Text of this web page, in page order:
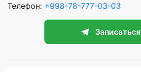
Телефон: +998-78-777-03-03
Записаться